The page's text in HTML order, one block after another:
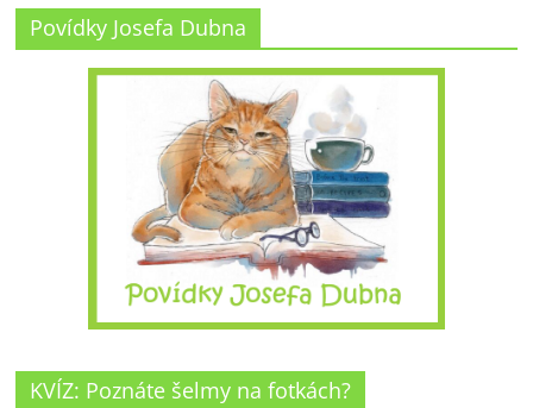
Povídky Josefa Dubna
KVÍZ: Poznáte šelmy na fotkách?